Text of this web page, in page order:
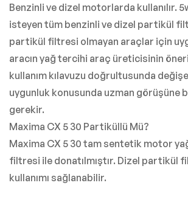
Benzinli ve dizel motorlarda kullanılır.
isteyen tüm benzinli ve dizel partikül
partikül filtresi olmayan araçlar için
aracın yağ tercihi araç üreticisinin
kullanım kılavuzu doğrultusunda
uygunluk konusunda uzman görüşüne
gerekir.
Maxima CX 5 30 Partiküllü Mü?
Maxima CX 5 30 tam sentetik motor
filtresi ile donatılmıştır. Dizel partikül
kullanımı sağlanabilir.